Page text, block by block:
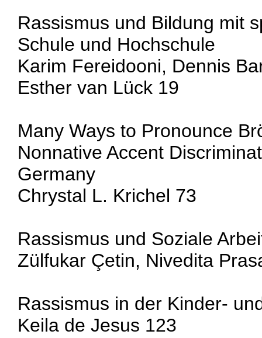
Rassismus und Bildung mit
Schule und Hochschule
Karim Fereidooni, Dennis
Esther van Lück 19
Many Ways to Pronounce
Nonnative Accent
Germany
Chrystal L. Krichel 73
Rassismus und Soziale
Zülfukar Çetin, Nivedita
Rassismus in der Kinder-
Keila de Jesus 123